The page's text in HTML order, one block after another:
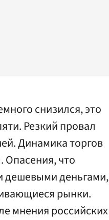
снизился, это
Резкий провал
Динамика торгов
что
дешевыми деньгами,
рынки.
мнения российских